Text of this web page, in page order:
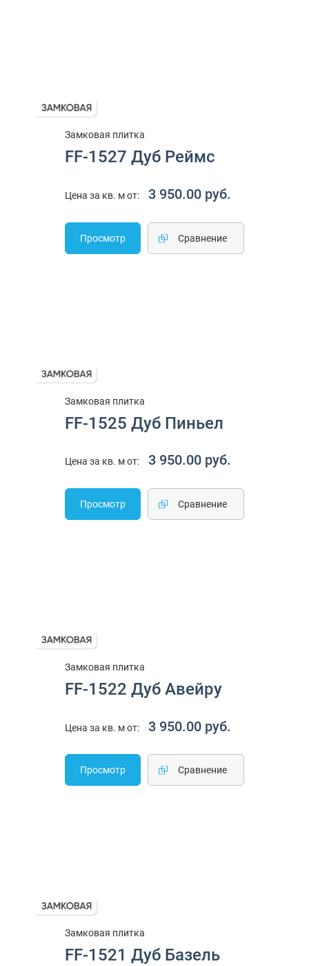
Замковая плитка
FF-1527 Дуб Реймс
Цена за кв. м от: 3 950.00 руб.
Просмотр Cравнение
Замковая плитка
FF-1525 Дуб Пиньел
Цена за кв. м от: 3 950.00 руб.
Просмотр Cравнение
Замковая плитка
FF-1522 Дуб Авейру
Цена за кв. м от: 3 950.00 руб.
Просмотр Cравнение
Замковая плитка
FF-1521 Дуб Базель